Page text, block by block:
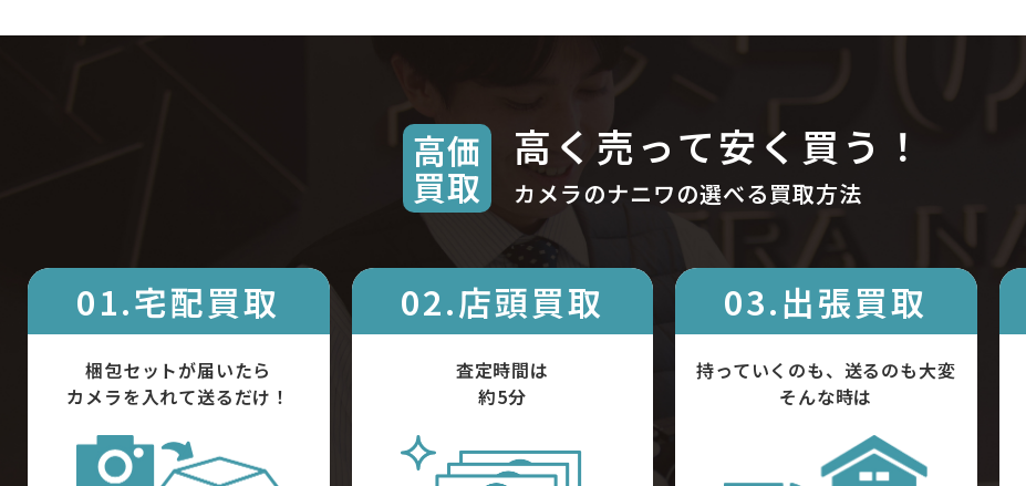
高価
買取
高く売って安く買う！
カメラのナニワの選べる買取方法
01.宅配買取
梱包セットが届いたら
カメラを入れて送るだけ！
02.店頭買取
査定時間は
約5分
03.出張買取
持っていくのも、送るのも大変
そんな時は